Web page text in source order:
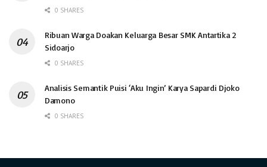
0 SHARES
Ribuan Warga Doakan Keluarga Besar SMK Antartika 2
Sidoarjo
0 SHARES
Analisis Semantik Puisi ‘Aku Ingin’ Karya Sapardi Djoko
Damono
0 SHARES